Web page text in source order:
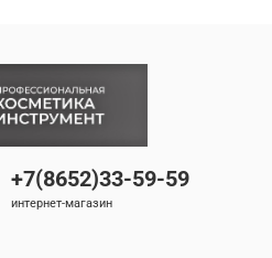
+7(8652)33-59-59
интернет-магазин